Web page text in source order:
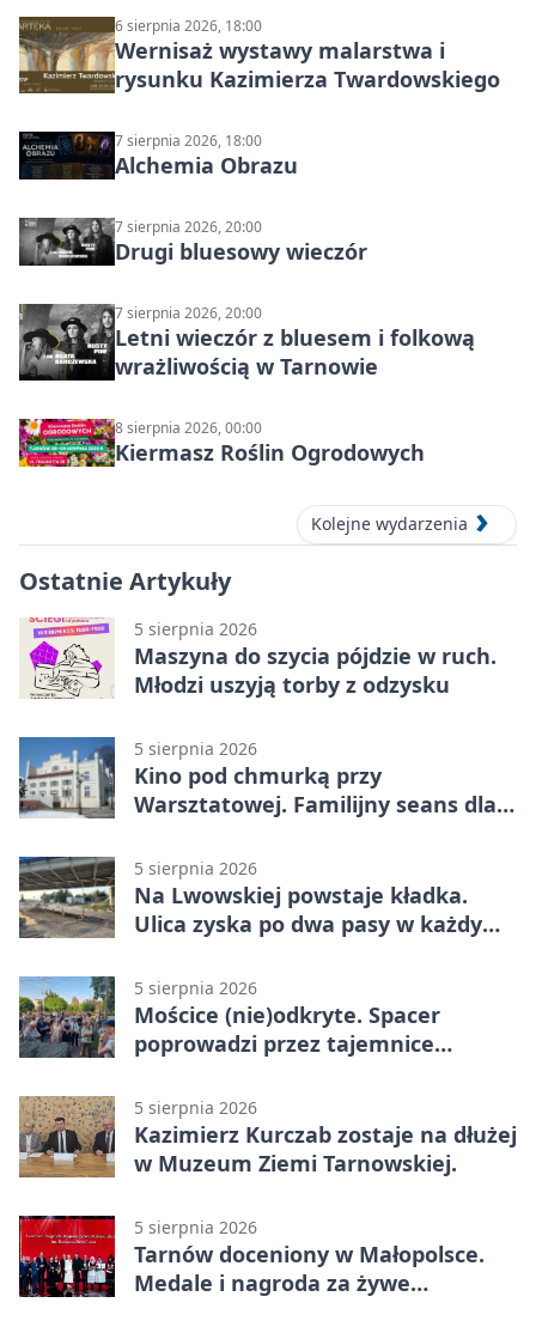
6 sierpnia 2026, 18:00
Wernisaż wystawy malarstwa i
rysunku Kazimierza Twardowskiego
7 sierpnia 2026, 18:00
Alchemia Obrazu
7 sierpnia 2026, 20:00
Drugi bluesowy wieczór
7 sierpnia 2026, 20:00
Letni wieczór z bluesem i folkową
wrażliwością w Tarnowie
8 sierpnia 2026, 00:00
Kiermasz Roślin Ogrodowych
Kolejne wydarzenia
Ostatnie Artykuły
5 sierpnia 2026
Maszyna do szycia pójdzie w ruch.
Młodzi uszyją torby z odzysku
5 sierpnia 2026
Kino pod chmurką przy
Warsztatowej. Familijny seans dla
5 sierpnia 2026
Na Lwowskiej powstaje kładka.
Ulica zyska po dwa pasy w każdym
5 sierpnia 2026
Mościce (nie)odkryte. Spacer
poprowadzi przez tajemnice
5 sierpnia 2026
Kazimierz Kurczab zostaje na dłużej
w Muzeum Ziemi Tarnowskiej.
5 sierpnia 2026
Tarnów doceniony w Małopolsce.
Medale i nagroda za żywe